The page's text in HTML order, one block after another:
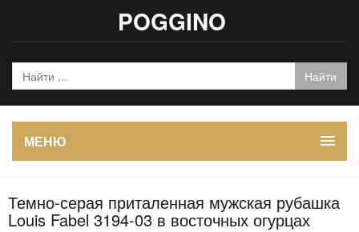
POGGINO
МЕНЮ
Темно-серая приталенная мужская рубашка
Louis Fabel 3194-03 в восточных огурцах